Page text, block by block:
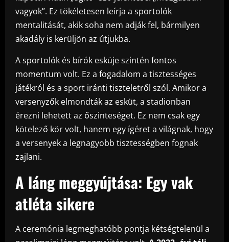
vagyok”. Ez tökéletesen leírja a sportolók
mentalitását, akik soha nem adják fel, bármilyen
akadály is kerüljön az útjukba.
A sportolók és bírók esküje szintén fontos
momentum volt. Ez a fogadalom a tisztességes
játékról és a sport iránti tiszteletről szól. Amikor a
versenyzők elmondták az esküt, a stadionban
érezni lehetett az őszinteséget. Ez nem csak egy
kötelező kör volt, hanem egy ígéret a világnak, hogy
a versenyek a legnagyobb tisztességben fognak
zajlani.
A láng meggyújtása: Egy vak
atléta sikere
A ceremónia legmeghatóbb pontja kétségtelenül a